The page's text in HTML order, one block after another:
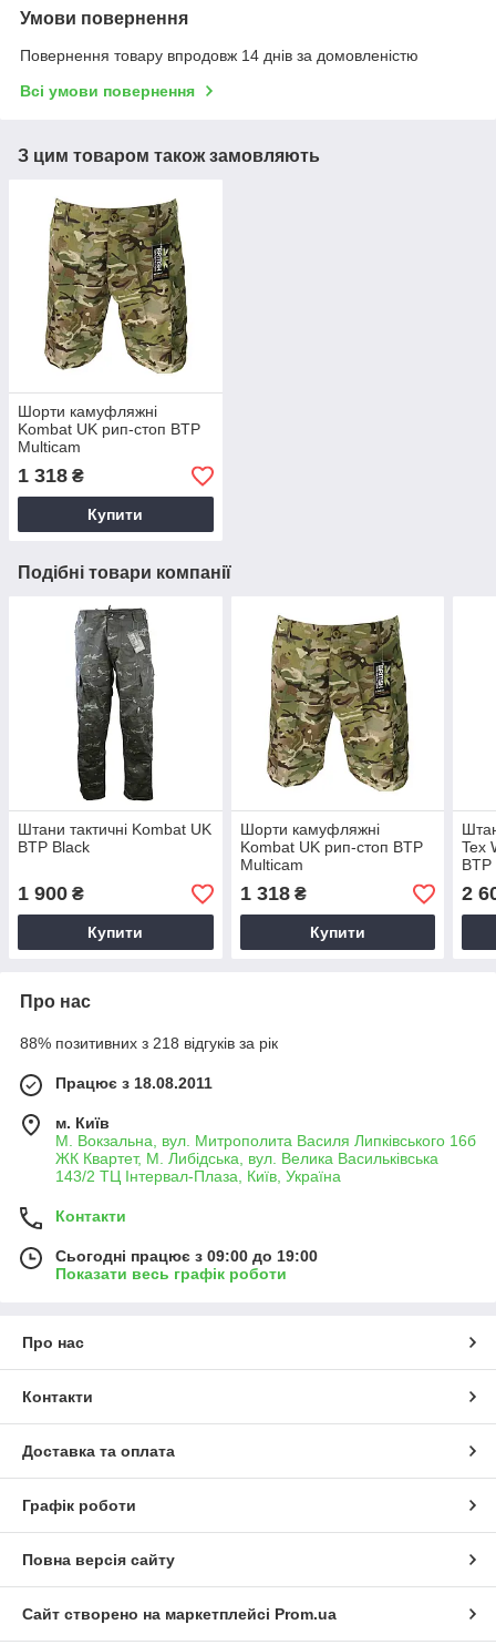
Умови повернення
Повернення товару впродовж 14 днів за домовленістю
Всі умови повернення
З цим товаром також замовляють
Шорти камуфляжні
Kombat UK рип-стоп BTP
Multicam
1 318 ₴
Купити
Подібні товари компанії
Штани тактичні Kombat UK
BTP Black
1 900 ₴
Купити
Шорти камуфляжні
Kombat UK рип-стоп BTP
Multicam
1 318₴
Купити
Tex
2
Про нас
88% позитивних з 218 відгуків за рік
Працює з 18.08.2011
м. Київ
М. Вокзальна, вул. Митрополита Василя Липківського 16б
ЖК Квартет, М. Либідська, вул. Велика Васильківська
143/2 ТЦ Інтервал-Плаза, Київ, Україна
Контакти
Сьогодні працює з 09:00 до 19:00
Показати весь графік роботи
Про нас
Контакти
Доставка та оплата
Графік роботи
Повна версія сайту
Сайт створено на маркетплейсі Prom.ua